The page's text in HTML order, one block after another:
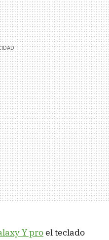
Y proel teclado